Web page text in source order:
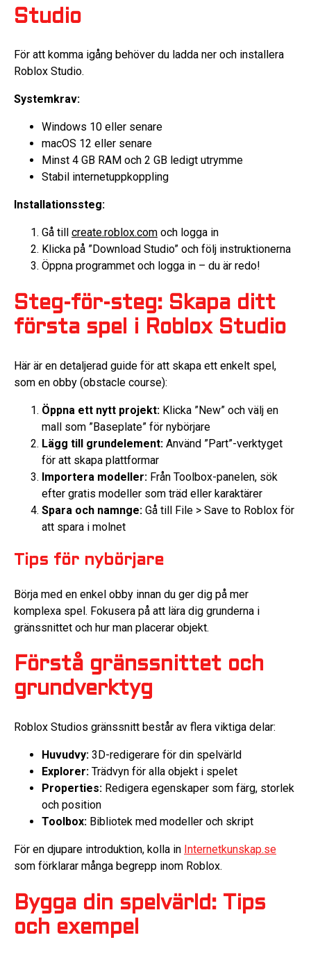
Studio
För att komma igång behöver du ladda ner och installera
Roblox Studio.
Systemkrav:
Windows 10 eller senare
macOS 12 eller senare
Minst 4 GB RAM och 2 GB ledigt utrymme
Stabil internetuppkoppling
Installationssteg:
Gå till create.roblox.com och logga in
Klicka på ”Download Studio” och följ instruktionerna
Öppna programmet och logga in – du är redo!
Steg-för-steg: Skapa ditt
första spel i Roblox Studio
Här är en detaljerad guide för att skapa ett enkelt spel,
som en obby (obstacle course):
Öppna ett nytt projekt: Klicka ”New” och välj en
mall som ”Baseplate” för nybörjare
Lägg till grundelement: Använd ”Part”-verktyget
för att skapa plattformar
Importera modeller: Från Toolbox-panelen, sök
efter gratis modeller som träd eller karaktärer
Spara och namnge: Gå till File > Save to Roblox för
att spara i molnet
Tips för nybörjare
Börja med en enkel obby innan du ger dig på mer
komplexa spel. Fokusera på att lära dig grunderna i
gränssnittet och hur man placerar objekt.
Förstå gränssnittet och
grundverktyg
Roblox Studios gränssnitt består av flera viktiga delar:
Huvudvy: 3D-redigerare för din spelvärld
Explorer: Trädvyn för alla objekt i spelet
Properties: Redigera egenskaper som färg, storlek
och position
Toolbox: Bibliotek med modeller och skript
För en djupare introduktion, kolla in Internetkunskap.se
som förklarar många begrepp inom Roblox.
Bygga din spelvärld: Tips
och exempel